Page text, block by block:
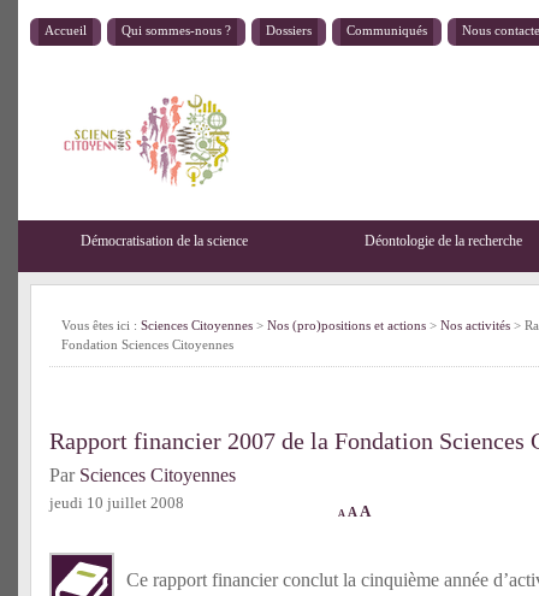
Accueil Qui sommes-nous ? Dossiers Communiqués Nous
Démocratisation de la science Déontologie de la recherche
Vous êtes ici : Sciences Citoyennes > Nos (pro)positions et actions > Nos activités >
Fondation Sciences Citoyennes
Rapport financier 2007 de la Fondation Sciences
Par Sciences Citoyennes
jeudi 10 juillet 2008
A A A
Ce rapport financier conclut la cinquième année